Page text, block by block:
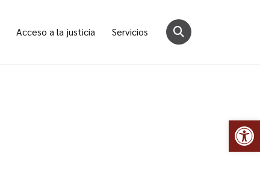
Acceso a la justicia Servicios